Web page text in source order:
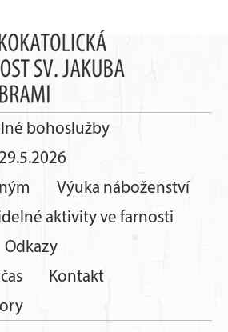
bohoslužby
Výuka náboženství
aktivity ve farnosti
Odkazy
Kontakt